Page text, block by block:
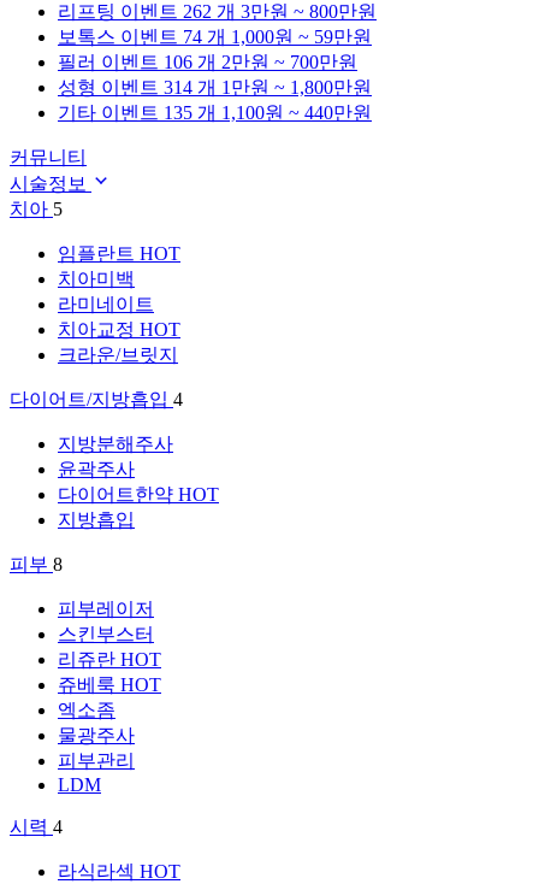
리프팅 이벤트 262 개 3만원 ~ 800만원
보톡스 이벤트 74 개 1,000원 ~ 59만원
필러 이벤트 106 개 2만원 ~ 700만원
성형 이벤트 314 개 1만원 ~ 1,800만원
기타 이벤트 135 개 1,100원 ~ 440만원
커뮤니티
시술정보
치아 5
임플란트 HOT
치아미백
라미네이트
치아교정 HOT
크라운/브릿지
다이어트/지방흡입 4
지방분해주사
윤곽주사
다이어트한약 HOT
지방흡입
피부 8
피부레이저
스킨부스터
리쥬란 HOT
쥬베룩 HOT
엑소좀
물광주사
피부관리
LDM
시력 4
라식라섹 HOT